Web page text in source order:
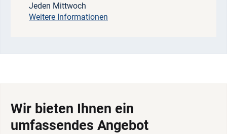
Jeden Mittwoch
Weitere Informationen
Wir bieten Ihnen ein
umfassendes Angebot